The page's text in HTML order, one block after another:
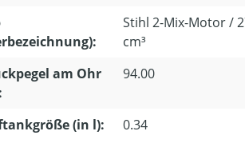
Stihl 2-Mix-Motor /
cm³
am Ohr
94.00
(in l): 0.34